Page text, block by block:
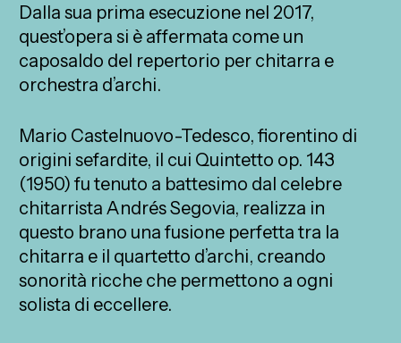
Dalla sua prima esecuzione nel 2017,
quest’opera si è affermata come un
caposaldo del repertorio per chitarra e
orchestra d’archi.
Mario Castelnuovo-Tedesco, fiorentino di
origini sefardite, il cui Quintetto op. 143
(1950) fu tenuto a battesimo dal celebre
chitarrista Andrés Segovia, realizza in
questo brano una fusione perfetta tra la
chitarra e il quartetto d’archi, creando
sonorità ricche che permettono a ogni
solista di eccellere.